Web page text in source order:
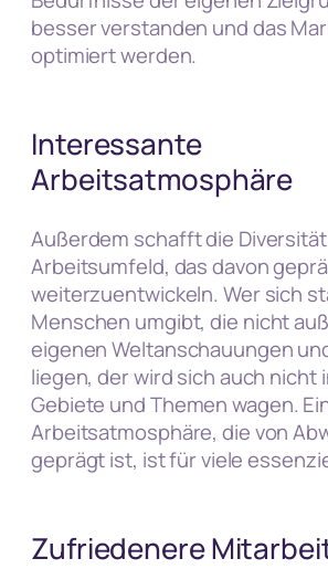
besser verstanden und das
optimiert werden.
Interessante
Arbeitsatmosphäre
Außerdem schafft die
Arbeitsumfeld, das davon
weiterzuentwickeln. Wer sich
Menschen umgibt, die nicht
eigenen Weltanschauungen
liegen, der wird sich auch nicht
Gebiete und Themen wagen.
Arbeitsatmosphäre, die von
geprägt ist, ist für viele
Zufriedenere